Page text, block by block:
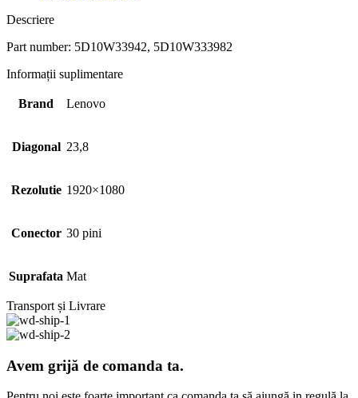
Descriere
Part number: 5D10W33942, 5D10W333982
Informații suplimentare
Brand Lenovo
Diagonal 23,8
Rezolutie 1920×1080
Conector 30 pini
Suprafata Mat
Transport și Livrare
Avem grijă de comanda ta.